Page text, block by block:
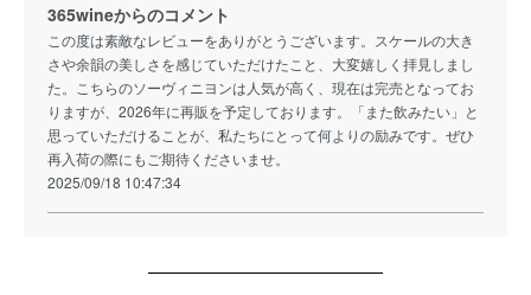
365wineからのコメント
この度は素敵なレビューをありがとうございます。スケールの大き
さや余韻の美しさを感じていただけたこと、大変嬉しく拝見しまし
た。こちらのソーヴィニヨンは人気が高く、現在は完売となってお
りますが、2026年に再販を予定しております。「また飲みたい」と
思っていただけることが、私たちにとって何よりの励みです。ぜひ
再入荷の際にもご期待くださいませ。
2025/09/18 10:47:34